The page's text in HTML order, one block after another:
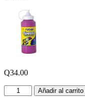
Q34.00
Añadir al carrito